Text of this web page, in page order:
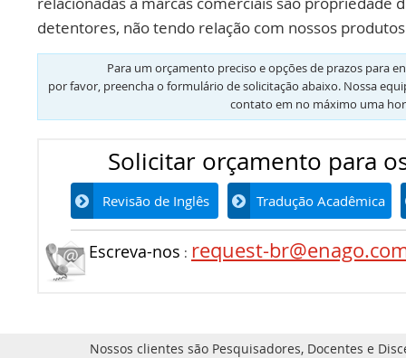
detentores, não tendo relação com nossos
Para um orçamento preciso e opções de prazos para
por favor, preencha o formulário de solicitação abaixo. Nossa
contato em no máximo uma
Solicitar orçamento para
Revisão de Inglês Tradução Acadêmica
Escreva-nos : request-
Nossos clientes são Pesquisadores, Docentes e